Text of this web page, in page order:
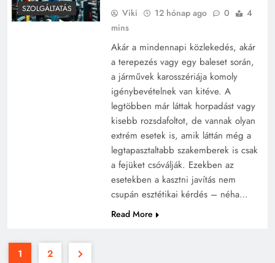
SZOLGÁLTATÁS Viki 12 hónap ago 0
4
mins
Akár a mindennapi közlekedés, akár
a terepezés vagy egy baleset során,
a járművek karosszériája komoly
igénybevételnek van kitéve. A
legtöbben már láttak horpadást vagy
kisebb rozsdafoltot, de vannak olyan
extrém esetek is, amik láttán még a
legtapasztaltabb szakemberek is csak
a fejüket csóválják. Ezekben az
esetekben a kasztni javítás nem
csupán esztétikai kérdés – néha…
Read More
1 2